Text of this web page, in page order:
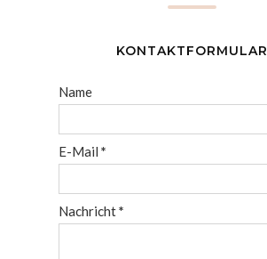
KONTAKTFORMULAR
Name
E-Mail *
Nachricht*